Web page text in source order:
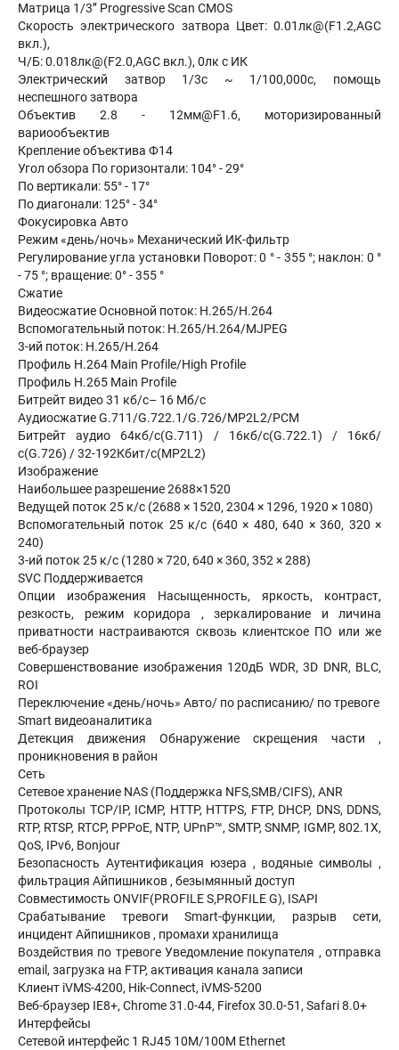
Матрица 1/3’’ Progressive Scan CMOS
Скорость электрического затвора Цвет: 0.01лк@(F1.2,AGC
вкл.),
Ч/Б: 0.018лк@(F2.0,AGC вкл.), 0лк с ИК
Электрический затвор 1/3с ~ 1/100,000с, помощь
неспешного затвора
Объектив 2.8 - 12мм@F1.6, моторизированный
вариообъектив
Крепление объектива Ф14
Угол обзора По горизонтали: 104° - 29°
По вертикали: 55° - 17°
По диагонали: 125° - 34°
Фокусировка Авто
Режим «день/ночь» Механический ИК-фильтр
Регулирование угла установки Поворот: 0 ° - 355 °; наклон: 0 °
- 75 °; вращение: 0° - 355 °
Сжатие
Видеосжатие Основной поток: H.265/H.264
Вспомогательный поток: H.265/H.264/MJPEG
3-ий поток: H.265/H.264
Профиль H.264 Main Profile/High Profile
Профиль H.265 Main Profile
Битрейт видео 31 кб/с– 16 Мб/с
Аудиосжатие G.711/G.722.1/G.726/MP2L2/PCM
Битрейт аудио 64кб/с(G.711) / 16кб/с(G.722.1) / 16кб/
с(G.726) / 32-192Кбит/с(MP2L2)
Изображение
Наибольшее разрешение 2688×1520
Ведущей поток 25 к/с (2688 × 1520, 2304 × 1296, 1920 × 1080)
Вспомогательный поток 25 к/с (640 × 480, 640 × 360, 320 ×
240)
3-ий поток 25 к/с (1280 × 720, 640 × 360, 352 × 288)
SVC Поддерживается
Опции изображения Насыщенность, яркость, контраст,
резкость, режим коридора , зеркалирование и личина
приватности настраиваются сквозь клиентское ПО или же
веб-браузер
Совершенствование изображения 120дБ WDR, 3D DNR, BLC,
ROI
Переключение «день/ночь» Авто/ по расписанию/ по тревоге
Smart видеоаналитика
Детекция движения Обнаружение скрещения части ,
проникновения в район
Сеть
Сетевое хранение NAS (Поддержка NFS,SMB/CIFS), ANR
Протоколы TCP/IP, ICMP, HTTP, HTTPS, FTP, DHCP, DNS, DDNS,
RTP, RTSP, RTCP, PPPoE, NTP, UPnP™, SMTP, SNMP, IGMP, 802.1X,
QoS, IPv6, Bonjour
Безопасность Аутентификация юзера , водяные символы ,
фильтрация Айпишников , безымянный доступ
Совместимость ONVIF(PROFILE S,PROFILE G), ISAPI
Срабатывание тревоги Smart-функции, разрыв сети,
инцидент Айпишников , промахи хранилища
Воздействия по тревоге Уведомление покупателя , отправка
email, загрузка на FTP, активация канала записи
Клиент iVMS-4200, Hik-Connect, iVMS-5200
Веб-браузер IE8+, Chrome 31.0-44, Firefox 30.0-51, Safari 8.0+
Интерфейсы
Сетевой интерфейс 1 RJ45 10M/100M Ethernet